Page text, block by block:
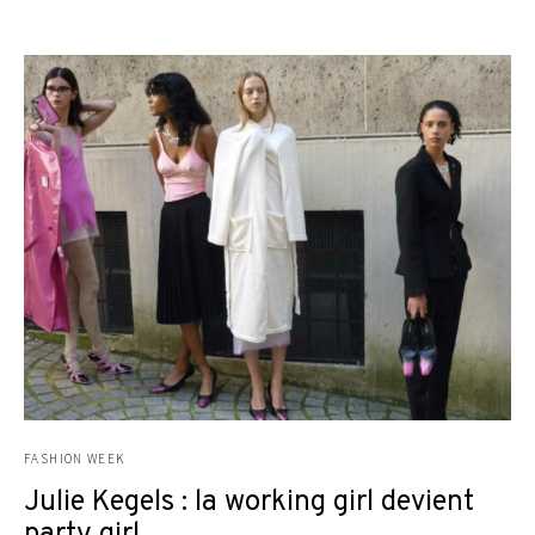
FASHION WEEK
Julie Kegels : la working girl devient